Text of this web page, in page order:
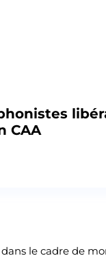
CAA
le cadre de